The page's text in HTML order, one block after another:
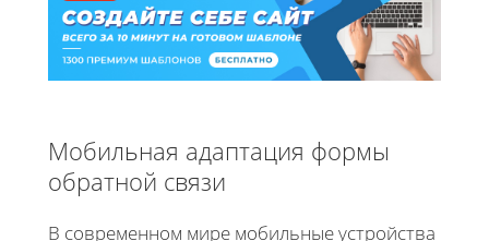
Мобильная адаптация формы
обратной связи
В современном мире мобильные устройства